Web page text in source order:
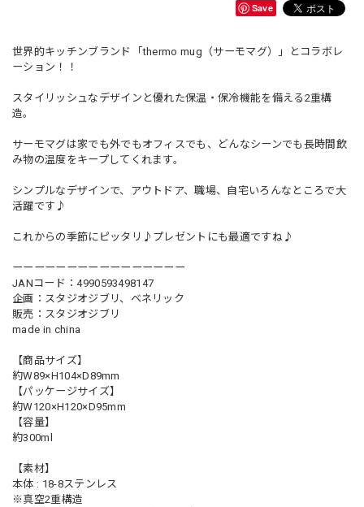
Save
世界的キッチンブランド「thermo mug（サーモマグ）」とコラボレ
ーション！！
スタイリッシュなデザインと優れた保温・保冷機能を備える2重構
造。
サーモマグは家でも外でもオフィスでも、どんなシーンでも長時間飲
み物の温度をキープしてくれます。
シンプルなデザインで、アウトドア、職場、自宅いろんなところで大
活躍です♪
これからの季節にピッタリ♪プレゼントにも最適ですね♪
ーーーーーーーーーーーーーーーー
JANコード：4990593498147
企画：スタジオジブリ、ベネリック
販売：スタジオジブリ
made in china
【商品サイズ】
約W89×H104×D89mm
【パッケージサイズ】
約W120×H120×D95mm
【容量】
約300ml
【素材】
本体 : 18-8ステンレス
※真空2重構造